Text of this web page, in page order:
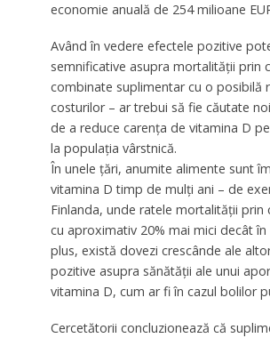
economie anuală de 254 milioane
Având în vedere efectele pozitive
semnificative asupra mortalității prin
combinate suplimentar cu o posibilă
costurilor – ar trebui să fie căutate
de a reduce carența de vitamina D
la populația vârstnică.
În unele țări, anumite alimente sunt
vitamina D timp de mulți ani – de
Finlanda, unde ratele mortalității prin
cu aproximativ 20% mai mici decât în
plus, există dovezi crescânde ale
pozitive asupra sănătății ale unui
vitamina D, cum ar fi în cazul bolilor
Cercetătorii concluzionează că